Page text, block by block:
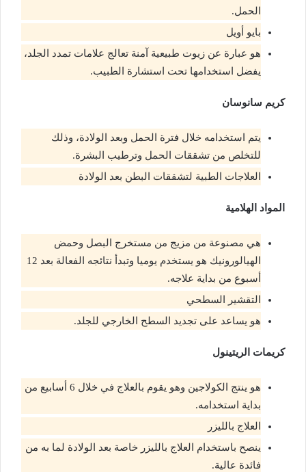
الحمل.
بايو أويل
هو عبارة عن زيوت طبيعية آمنة تعالج علامات تمدد الجلد،
يفضل استخدامها تحت استشارة الطبيب.
كريم سانوسان
يتم استخدامه خلال فترة الحمل وبعد الولادة، وذلك
للتخلص من تشققات الحمل وترطيب البشرة.
العلاجات الطبية لتشققات البطن بعد الولادة
المواد الهلامية
هي مصنوعة من مزيج من مستخرج البصل وحمض
الهيالورونيك هو يستخدم يوميا وتبدأ نتائجه الفعالة بعد 12
أسبوع من بداية علاجه.
التقشير السطحي
هو يساعد على تجديد السطح الخارجي للجلد.
كريمات الريتينول
هو ينتج الكولاجين وهو يقوم بالعلاج في خلال 6 أسابيع من
بداية استخدامه.
العلاج بالليزر
ينصح باستخدام العلاج بالليزر خاصة بعد الولادة لما به من
فائدة عالية.